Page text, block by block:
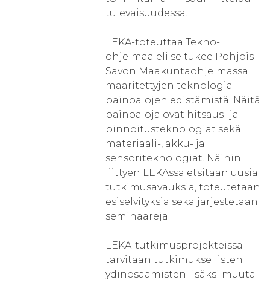
tulevaisuudessa.
LEKA-toteuttaa Tekno-
ohjelmaa eli se tukee Pohjois-
Savon Maakuntaohjelmassa
määritettyjen teknologia-
painoalojen edistämistä. Näitä
painoaloja ovat hitsaus- ja
pinnoitusteknologiat sekä
materiaali-, akku- ja
sensoriteknologiat. Näihin
liittyen LEKAssa etsitään uusia
tutkimusavauksia, toteutetaan
esiselvityksiä sekä järjestetään
seminaareja.
LEKA-tutkimusprojekteissa
tarvitaan tutkimuksellisten
ydinosaamisten lisäksi muuta